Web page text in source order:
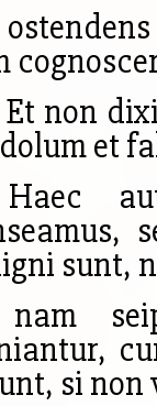
Et non
et
sunt,
nam
si non